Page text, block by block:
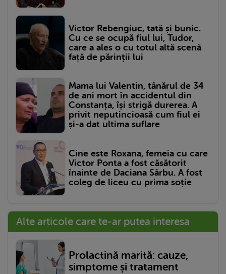
Victor Rebengiuc, tată și bunic.
Cu ce se ocupă fiul lui, Tudor,
care a ales o cu totul altă scenă
față de părinții lui
Mama lui Valentin, tânărul de 34
de ani mort în accidentul din
Constanța, își strigă durerea. A
privit neputincioasă cum fiul ei
și-a dat ultima suflare
Cine este Roxana, femeia cu care
Victor Ponta a fost căsătorit
înainte de Daciana Sârbu. A fost
coleg de liceu cu prima soție
Alte articole care te-ar putea interesa
Prolactină marită: cauze,
simptome și tratament